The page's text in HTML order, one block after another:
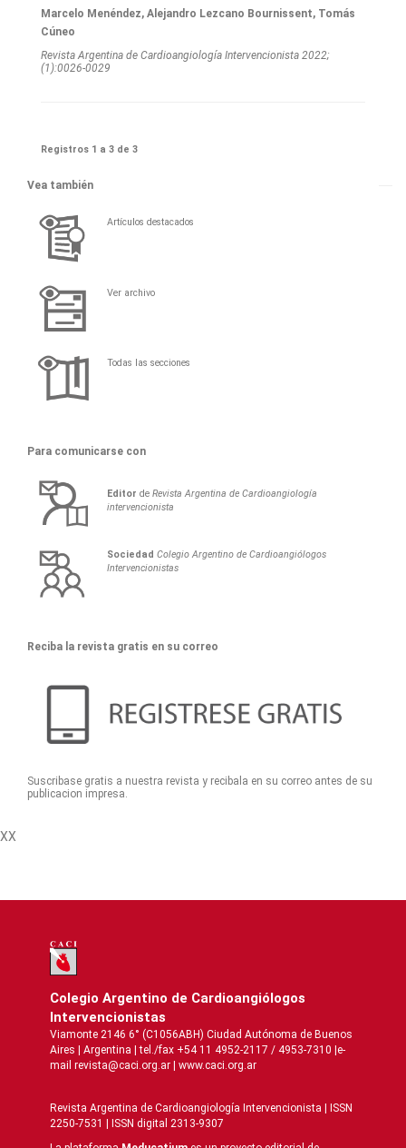
Marcelo Menéndez, Alejandro Lezcano Bournissent, Tomás
Cúneo
Revista Argentina de Cardioangiologí­a Intervencionista 2022;
(1):0026-0029
Registros 1 a 3 de 3
Vea también
Artículos destacados
Ver archivo
Todas las secciones
Para comunicarse con
Editor deRevista Argentina de Cardioangiología
intervencionista
Sociedad Colegio Argentino de Cardioangiólogos
Intervencionistas
Reciba la revista gratis en su correo
Suscribase gratis a nuestra revista y recibala en su correo antes de su
publicacion impresa.
XX
Colegio Argentino de Cardioangiólogos
Intervencionistas
Viamonte 2146 6° (C1056ABH) Ciudad Autónoma de Buenos
Aires | Argentina | tel./fax +54 11 4952-2117 / 4953-7310 |e-
mail revista@caci.org.ar | www.caci.org.ar
Revista Argentina de Cardioangiologí­a Intervencionista | ISSN
2250-7531 | ISSN digital 2313-9307